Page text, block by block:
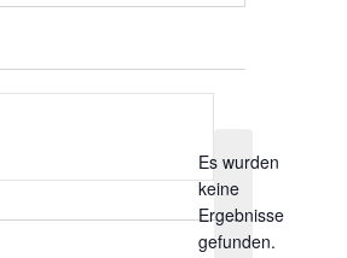
Hinweis
Es wurden
keine
Ergebnisse
gefunden.